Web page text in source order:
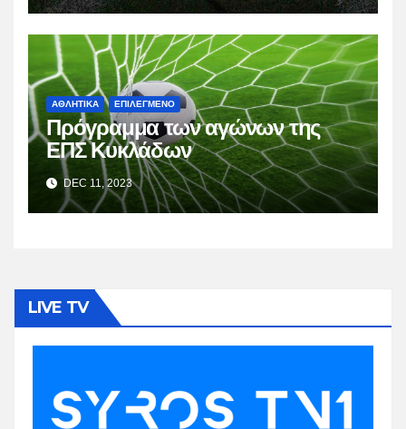
ΑΘΛΗΤΙΚΑ ΕΠΙΛΕΓΜΕΝΟ
Πρόγραμμα των αγώνων της
ΕΠΣ Κυκλάδων
DEC 11, 2023
LIVE TV